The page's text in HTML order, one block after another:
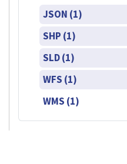
JSON (1)
SHP (1)
SLD (1)
WFS (1)
WMS (1)